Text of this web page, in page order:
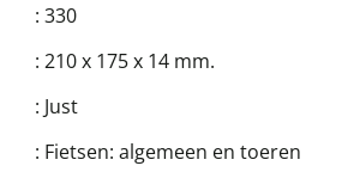
: 330
: 210 x 175 x 14 mm.
: Just
: Fietsen: algemeen en toeren